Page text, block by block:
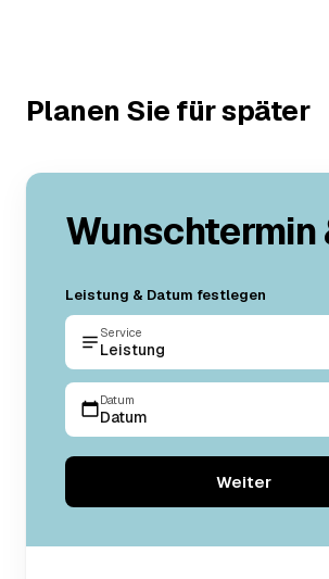
Planen Sie für später
Wunschtermin
Leistung & Datum festlegen
Service
Leistung
Datum
Datum
Weiter